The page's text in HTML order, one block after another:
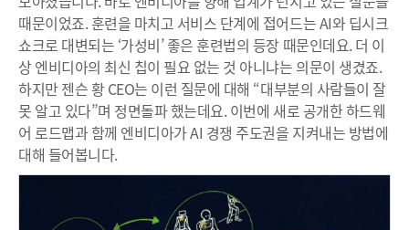
때문이었죠. 훈련을 마치고 서비스 단계에 접어드는 AI와 딥시크
쇼크로 대변되는 ‘가성비’ 좋은 훈련법의 등장 때문인데요. 더 이
상 엔비디아의 최신 칩이 필요 없는 것 아니냐는 의문이 생겼죠.
하지만 젠슨 황 CEO는 이런 질문에 대해 “대부분의 사람들이 잘
못 알고 있다”며 정면돌파 했는데요. 이번에 새로 공개한 하드웨
어 로드맵과 함께 엔비디아가 AI 경쟁 주도권을 지켜내는 방법에
대해 들어봅니다.